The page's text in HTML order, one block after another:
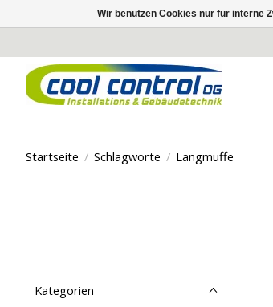
Startseite / Schlagworte / Langmuffe
Kategorien
Wir benutzen Cookies nur für interne